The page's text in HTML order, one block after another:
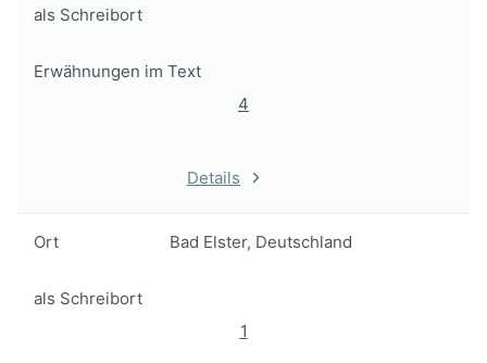
als Schreibort
Erwähnungen im Text
4
Details
Ort Bad Elster, Deutschland
als Schreibort
1